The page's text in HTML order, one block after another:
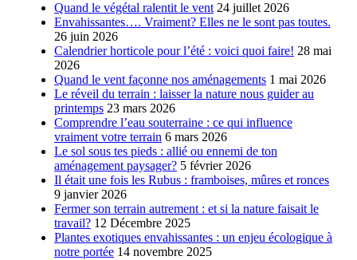
Quand le végétal ralentit le vent 24 juillet 2026
Envahissantes…. Vraiment? Elles ne le sont pas toutes.
26 juin 2026
Calendrier horticole pour l’été : voici quoi faire! 28 mai
2026
Quand le vent façonne nos aménagements 1 mai 2026
Le réveil du terrain : laisser la nature nous guider au
printemps 23 mars 2026
Comprendre l’eau souterraine : ce qui influence
vraiment votre terrain 6 mars 2026
Le sol sous tes pieds : allié ou ennemi de ton
aménagement paysager? 5 février 2026
Il était une fois les Rubus : framboises, mûres et ronces
9 janvier 2026
Fermer son terrain autrement : et si la nature faisait le
travail? 12 Décembre 2025
Plantes exotiques envahissantes : un enjeu écologique à
notre portée 14 novembre 2025